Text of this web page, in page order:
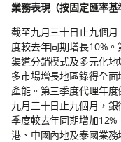
業務表現（按固定匯率基
截至九月三十日止九個
度較去年同期增長10%
渠道分銷模式及多元化
多市場增長地區錄得全
產能。第三季度代理年
九月三十日止九個月，
季度較去年同期增加
港、中國內地及泰國業